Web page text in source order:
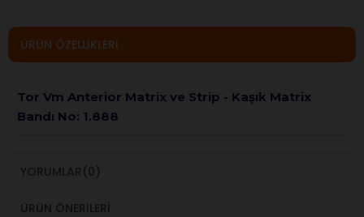
ÜRÜN ÖZELLIKLERI
Tor Vm Anterior Matrix ve Strip - Kaşık Matrix
Bandı No: 1.888
YORUMLAR (0)
ÜRÜN ÖNERILERI